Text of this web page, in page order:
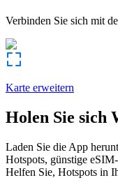
Verbinden Sie sich mit
Karte erweitern
Holen Sie sich
Laden Sie die App
Hotspots, günstige
Helfen Sie, Hotspots in